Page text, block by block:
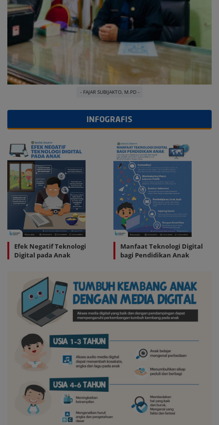
- FAJAR SUBIJAKTO, M.PD -
INFOGRAFIS
Efek Negatif Teknologi
Digital pada Anak
Manfaat Teknologi Digital
bagi Pendidikan Anak